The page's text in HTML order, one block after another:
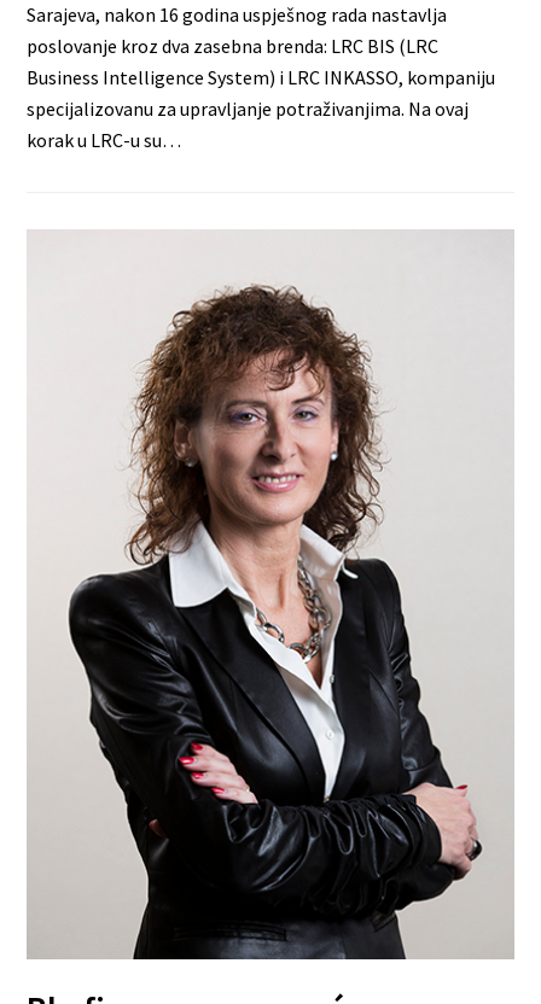
Sarajeva, nakon 16 godina uspješnog rada nastavlja
poslovanje kroz dva zasebna brenda: LRC BIS (LRC
Business Intelligence System) i LRC INKASSO, kompaniju
specijalizovanu za upravljanje potraživanjima. Na ovaj
korak u LRC-u su…